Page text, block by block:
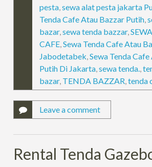
pesta,sewa alat pesta jakarta
Tenda Cafe Atau Bazzar Putih,
bazar,sewa tenda bazzar,
CAFE,Sewa Tenda Cafe Atau
Jabodetabek,Sewa Tenda
Putih Di Jakarta,sewa tenda.,
bazar, TENDA BAZZAR,tenda
Leave a comment
Rental Tenda